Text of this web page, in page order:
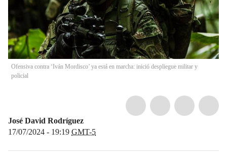
Ofensiva contra ‘Iván Mordisco’ ya está en marcha: inició despliegue militar y
policial
José David Rodríguez
17/07/2024 - 19:19 GMT-5